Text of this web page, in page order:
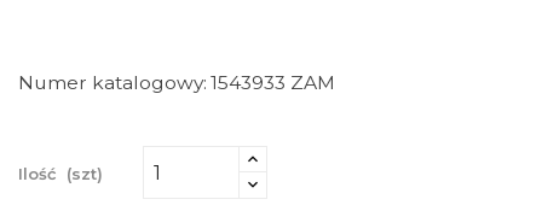
Numer katalogowy 1543933 ZAM
Ilość (szt)